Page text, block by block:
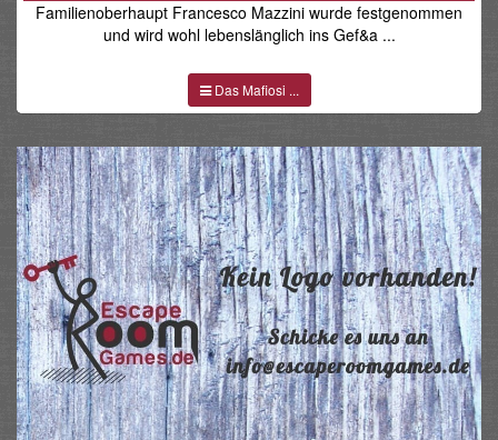
Familienoberhaupt Francesco Mazzini wurde festgenommen
und wird wohl lebenslänglich ins Gef&a ...
Das Mafiosi ...